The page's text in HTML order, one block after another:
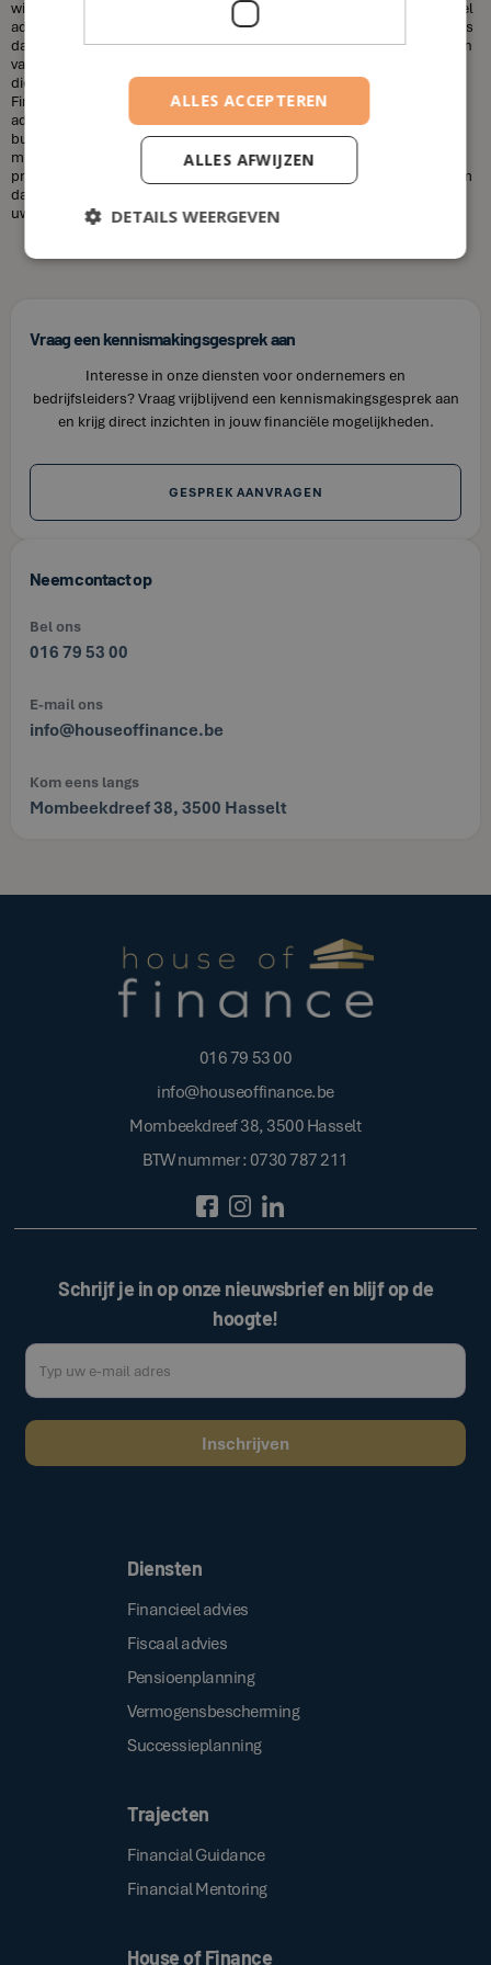
wilt sparen voor uw kinderen, uw pensioen, of een huis, een financieel
adviseur kan u helpen uw doelen te bereiken. Een andere misvatting is
dat financieel adviseurs duur zijn. Dit is niet altijd het geval. De kosten
van een financieel adviseur kunnen variëren, afhankelijk van de
diensten die u nodig heeft en uw financiële situatie. Bij House of
Finance bieden wij betaalbare tarieven voor onze financiële
adviesdiensten, zodat u uw financiën kunt optimaliseren zonder uw
budget te overschrijden. Kortom, laat u niet misleiden door de
misvattingen over financieel adviseurs. Als u op zoek bent naar
professioneel en betrouwbaar financieel advies in Erps-Kwerps, neem
dan contact op met House of Finance. Wij staan klaar om u te helpen
uw financiële doelen te bereiken.
Vraag een kennismakingsgesprek aan
Interesse in onze diensten voor ondernemers en
bedrijfsleiders? Vraag vrijblijvend een kennismakingsgesprek aan
en krijg direct inzichten in jouw financiële mogelijkheden.
GESPREK AANVRAGEN
Neem contact op
Bel ons
016 79 53 00
E-mail ons
info@houseoffinance.be
Kom eens langs
Mombeekdreef 38, 3500 Hasselt
016 79 53 00
info@houseoffinance.be
Mombeekdreef 38, 3500 Hasselt
BTW nummer : 0730 787 211
Schrijf je in op onze nieuwsbrief en blijf op de
hoogte!
Diensten
Financieel advies
Fiscaal advies
Pensioenplanning
Vermogensbescherming
Successieplanning
Trajecten
Financial Guidance
Financial Mentoring
House of Finance
ALLES ACCEPTEREN
ALLES AFWIJZEN
DETAILS WEERGEVEN